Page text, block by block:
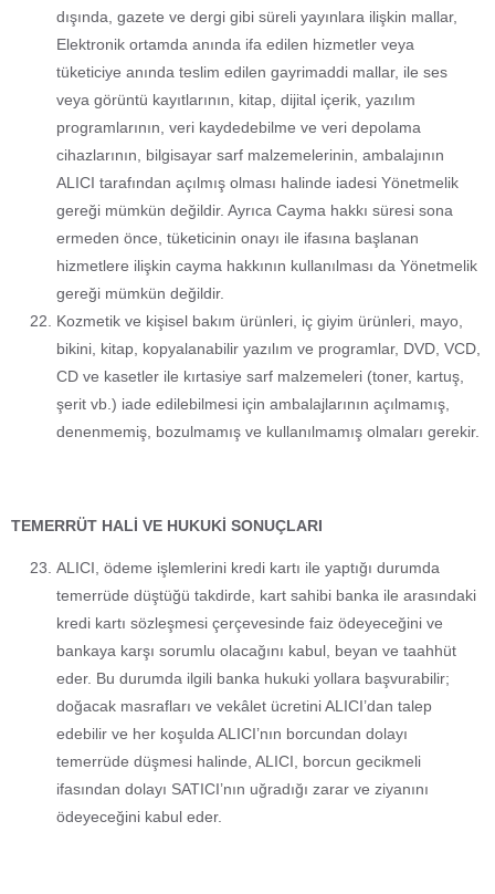
dışında, gazete ve dergi gibi süreli yayınlara ilişkin mallar,
Elektronik ortamda anında ifa edilen hizmetler veya
tüketiciye anında teslim edilen gayrimaddi mallar, ile ses
veya görüntü kayıtlarının, kitap, dijital içerik, yazılım
programlarının, veri kaydedebilme ve veri depolama
cihazlarının, bilgisayar sarf malzemelerinin, ambalajının
ALICI tarafından açılmış olması halinde iadesi Yönetmelik
gereği mümkün değildir. Ayrıca Cayma hakkı süresi sona
ermeden önce, tüketicinin onayı ile ifasına başlanan
hizmetlere ilişkin cayma hakkının kullanılması da Yönetmelik
gereği mümkün değildir.
Kozmetik ve kişisel bakım ürünleri, iç giyim ürünleri, mayo,
bikini, kitap, kopyalanabilir yazılım ve programlar, DVD, VCD,
CD ve kasetler ile kırtasiye sarf malzemeleri (toner, kartuş,
şerit vb.) iade edilebilmesi için ambalajlarının açılmamış,
denenmemiş, bozulmamış ve kullanılmamış olmaları gerekir.
TEMERRÜT HALİ VE HUKUKİ SONUÇLARI
ALICI, ödeme işlemlerini kredi kartı ile yaptığı durumda
temerrüde düştüğü takdirde, kart sahibi banka ile arasındaki
kredi kartı sözleşmesi çerçevesinde faiz ödeyeceğini ve
bankaya karşı sorumlu olacağını kabul, beyan ve taahhüt
eder. Bu durumda ilgili banka hukuki yollara başvurabilir;
doğacak masrafları ve vekâlet ücretini ALICI’dan talep
edebilir ve her koşulda ALICI’nın borcundan dolayı
temerrüde düşmesi halinde, ALICI, borcun gecikmeli
ifasından dolayı SATICI’nın uğradığı zarar ve ziyanını
ödeyeceğini kabul eder.